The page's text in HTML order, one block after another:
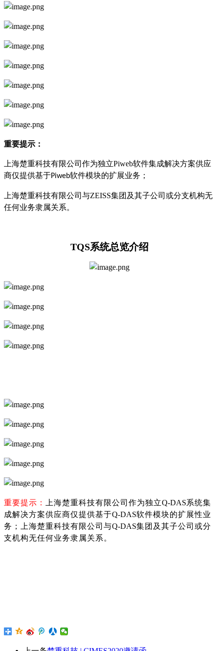
重要提示：
上海楚重科技有限公司作为独立Piweb软件集成解决方案供应
商仅提供基于Piweb软件模块的扩展业务；
上海楚重科技有限公司与ZEISS集团及其子公司或分支机构无
任何业务隶属关系。
TQS系统总览介绍
重要提示： 上海楚重科技有限公司作为独立Q-DAS系统集
成解决方案供应商仅提供基于Q-DAS软件模块的扩展性业
务；上海楚重科技有限公司与Q-DAS集团及其子公司或分
支机构无任何业务隶属关系。